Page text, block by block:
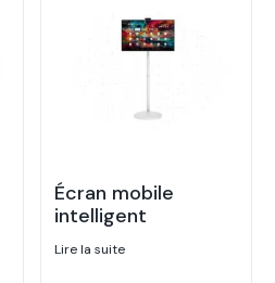
Écran mobile
intelligent
Lire la suite